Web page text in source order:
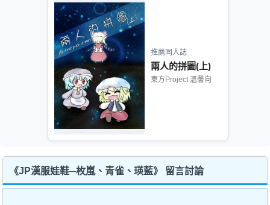
推薦同人誌
兩人的拼圖(上)
東方Project 溫馨向
《JP漢服娃鞋─枚嵐、青雀、瑛藍》 留言討論